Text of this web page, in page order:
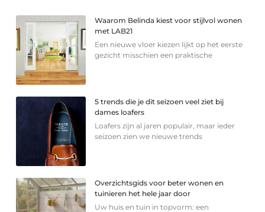
Waarom Belinda kiest voor stijlvol wonen
met LAB21
Een nieuwe vloer kiezen lijkt op het eerste
gezicht misschien een praktische
5 trends die je dit seizoen veel ziet bij
dames loafers
Loafers zijn al jaren populair, maar ieder
seizoen zien we nieuwe trends
Overzichtsgids voor beter wonen en
tuinieren het hele jaar door
Uw huis en tuin in topvorm: een